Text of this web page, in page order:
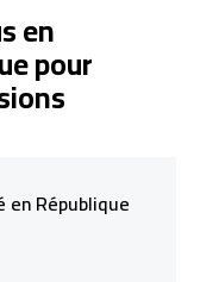
en
pour
République